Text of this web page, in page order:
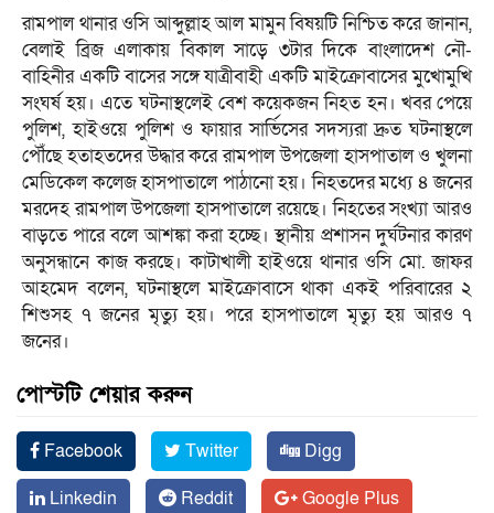
রামপাল থানার ওসি আব্দুল্লাহ আল মামুন বিষয়টি নিশ্চিত করে জানান,
বেলাই ব্রিজ এলাকায় বিকাল সাড়ে ৩টার দিকে বাংলাদেশ নৌ-
বাহিনীর একটি বাসের সঙ্গে যাত্রীবাহী একটি মাইক্রোবাসের মুখোমুখি
সংঘর্ষ হয়। এতে ঘটনাস্থলেই বেশ কয়েকজন নিহত হন। খবর পেয়ে
পুলিশ, হাইওয়ে পুলিশ ও ফায়ার সার্ভিসের সদস্যরা দ্রুত ঘটনাস্থলে
পৌঁছে হতাহতদের উদ্ধার করে রামপাল উপজেলা হাসপাতাল ও খুলনা
মেডিকেল কলেজ হাসপাতালে পাঠানো হয়। নিহতদের মধ্যে ৪ জনের
মরদেহ রামপাল উপজেলা হাসপাতালে রয়েছে। নিহতের সংখ্যা আরও
বাড়তে পারে বলে আশঙ্কা করা হচ্ছে। স্থানীয় প্রশাসন দুর্ঘটনার কারণ
অনুসন্ধানে কাজ করছে। কাটাখালী হাইওয়ে থানার ওসি মো. জাফর
আহমেদ বলেন, ঘটনাস্থলে মাইক্রোবাসে থাকা একই পরিবারের ২
শিশুসহ ৭ জনের মৃত্যু হয়। পরে হাসপাতালে মৃত্যু হয় আরও ৭
জনের।
পোস্টটি শেয়ার করুন
Facebook Twitter
Digg
Linkedin
Reddit
Google Plus